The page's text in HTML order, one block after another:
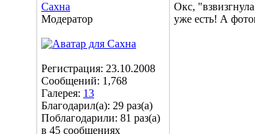
Сахна
Модератор
Регистрация: 23.10.2008
Сообщений: 1,768
Галерея: 13
Благодарил(а): 29 раз(а)
Поблагодарили: 81 раз(а)
в 45 сообщениях
Окс,
уже есть! А